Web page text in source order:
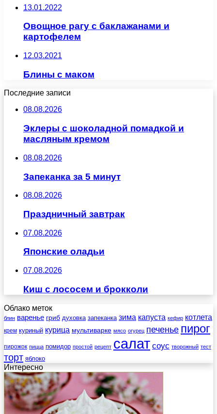
13.01.2022
Овощное рагу с баклажанами и
картофелем
12.03.2021
Блины с маком
Последние записи
08.08.2026
Эклеры с шоколадной помадкой и
масляным кремом
08.08.2026
Запеканка за 5 минут
08.08.2026
Праздничный завтрак
07.08.2026
Японские оладьи
07.08.2026
Киш с лососем и брокколи
Облако меток
блин варенье гриб духовка запеканка зима капуста кефир котлета
крем куриный курица мультиварке мясо огурец печенье пирог
пирожок пицца помидор простой рецепт салат соус творожный тест
торт яблоко
Интересно